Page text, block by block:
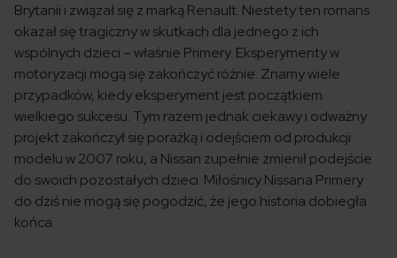
Brytanii i związał się z marką Renault. Niestety ten romans
okazał się tragiczny w skutkach dla jednego z ich
wspólnych dzieci – właśnie Primery. Eksperymenty w
motoryzacji mogą się zakończyć różnie. Znamy wiele
przypadków, kiedy eksperyment jest początkiem
wielkiego sukcesu. Tym razem jednak ciekawy i odważny
projekt zakończył się porażką i odejściem od produkcji
modelu w 2007 roku, a Nissan zupełnie zmienił podejście
do swoich pozostałych dzieci. Miłośnicy Nissana Primery
do dziś nie mogą się pogodzić, że jego historia dobiegła
końca.